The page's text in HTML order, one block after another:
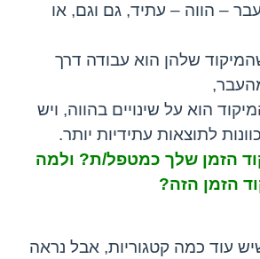
– הווה – עתיד, גם וגם, או
שלהן הוא עבודה דרך
הוא על שינויים בהווה, ויש
לתוצאות עתידיות יותר.
הזמן שלך כמטפל/ת? ולמה
הזמן הזה?
עוד כמה קטגוריות, אבל נראה